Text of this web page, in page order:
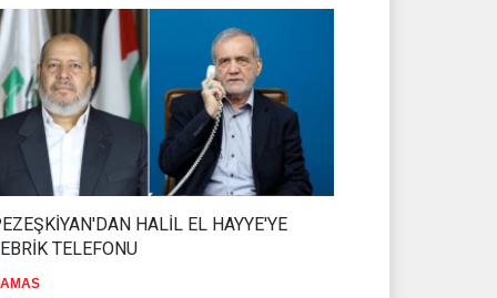
HALİL EL HAYYE'YE
TELEFONU